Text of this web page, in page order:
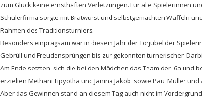
zum Glück keine ernsthaften Verletzungen. Für alle Spielerinnen
Schülerfirma sorgte mit Bratwurst und selbstgemachten Waffeln
Rahmen des Traditionsturniers.
Besonders einprägsam war in diesem Jahr der Torjubel der
Gebrüll und Freudensprüngen bis zur gekonnten turnerischen
Am Ende setzten sich die bei den Mädchen das Team der 6a und
erzielten Methani Tipyotha und Janina Jakob sowie Paul Müller und
Aber das Gewinnen stand an diesem Tag auch nicht im